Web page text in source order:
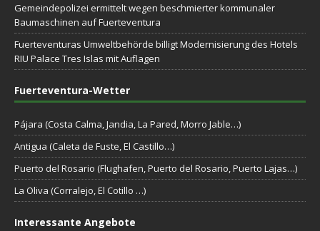
Gemeindepolizei ermittelt wegen beschmierter kommunaler
Baumaschinen auf Fuerteventura
Fuerteventuras Umweltbehörde billigt Modernisierung des Hotels
RIU Palace Tres Islas mit Auflagen
Fuerteventura-Wetter
Pájara (Costa Calma, Jandia, La Pared, Morro Jable…)
Antigua (Caleta de Fuste, El Castillo…)
Puerto del Rosario (Flughafen, Puerto del Rosario, Puerto Lajas…)
La Oliva (Corralejo, El Cotillo …)
Interessante Angebote